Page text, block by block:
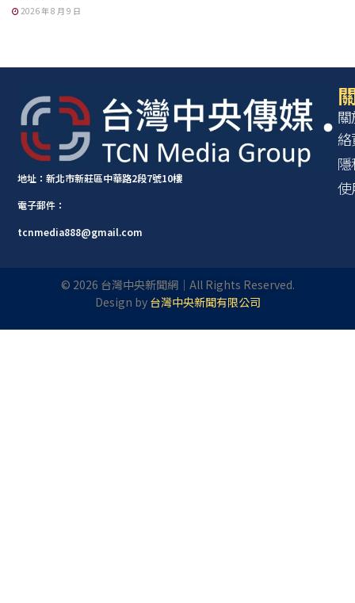
2026 年 8 月 9 日
地址：新北市新莊區中華路2段7號10樓
電子郵件：
tcnmedia888@gmail.com
© 2026 台灣中央新聞網｜All Rights Reserved.
Design by 台灣中央新聞有限公司